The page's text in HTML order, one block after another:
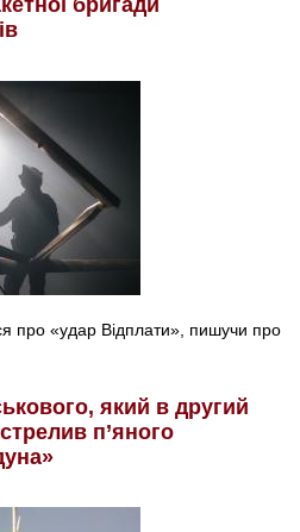
бригади
про «удар Відплати», пишучи про
який в другий
п’яного